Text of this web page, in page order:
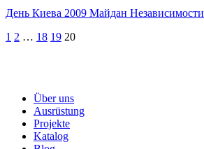
День Киева 2009 Майдан Независимости
1 2 … 18 19 20
Über uns
Ausrüstung
Projekte
Katalog